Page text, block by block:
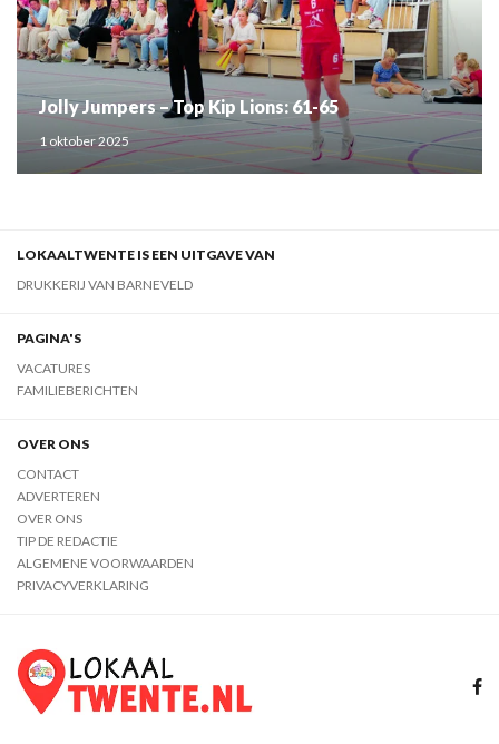
Jolly Jumpers – Top Kip Lions: 61-65
1 oktober 2025
LOKAALTWENTE IS EEN UITGAVE VAN
DRUKKERIJ VAN BARNEVELD
PAGINA'S
VACATURES
FAMILIEBERICHTEN
OVER ONS
CONTACT
ADVERTEREN
OVER ONS
TIP DE REDACTIE
ALGEMENE VOORWAARDEN
PRIVACYVERKLARING